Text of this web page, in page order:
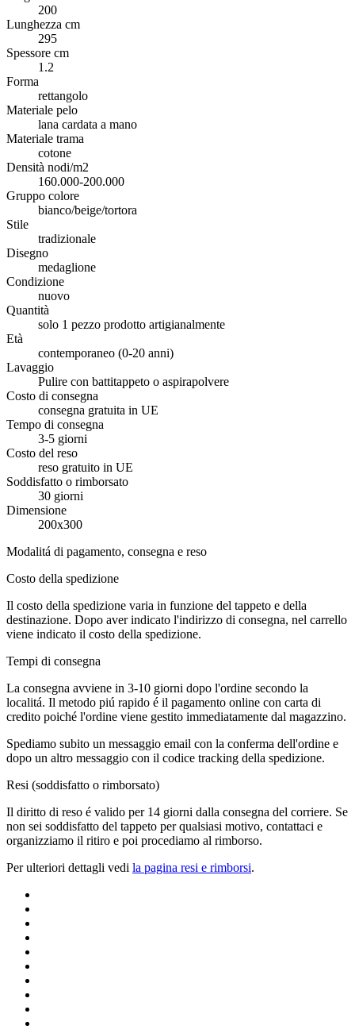
200
Lunghezza cm
295
Spessore cm
1.2
Forma
rettangolo
Materiale pelo
lana cardata a mano
Materiale trama
cotone
Densità nodi/m2
160.000-200.000
Gruppo colore
bianco/beige/tortora
Stile
tradizionale
Disegno
medaglione
Condizione
nuovo
Quantità
solo 1 pezzo prodotto artigianalmente
Età
contemporaneo (0-20 anni)
Lavaggio
Pulire con battitappeto o aspirapolvere
Costo di consegna
consegna gratuita in UE
Tempo di consegna
3-5 giorni
Costo del reso
reso gratuito in UE
Soddisfatto o rimborsato
30 giorni
Dimensione
200x300
Modalitá di pagamento, consegna e reso
Costo della spedizione
Il costo della spedizione varia in funzione del tappeto e della
destinazione. Dopo aver indicato l'indirizzo di consegna, nel carrello
viene indicato il costo della spedizione.
Tempi di consegna
La consegna avviene in 3-10 giorni dopo l'ordine secondo la
localitá. Il metodo piú rapido é il pagamento online con carta di
credito poiché l'ordine viene gestito immediatamente dal magazzino.
Spediamo subito un messaggio email con la conferma dell'ordine e
dopo un altro messaggio con il codice tracking della spedizione.
Resi (soddisfatto o rimborsato)
Il diritto di reso é valido per 14 giorni dalla consegna del corriere. Se
non sei soddisfatto del tappeto per qualsiasi motivo, contattaci e
organizziamo il ritiro e poi procediamo al rimborso.
Per ulteriori dettagli vedi la pagina resi e rimborsi.